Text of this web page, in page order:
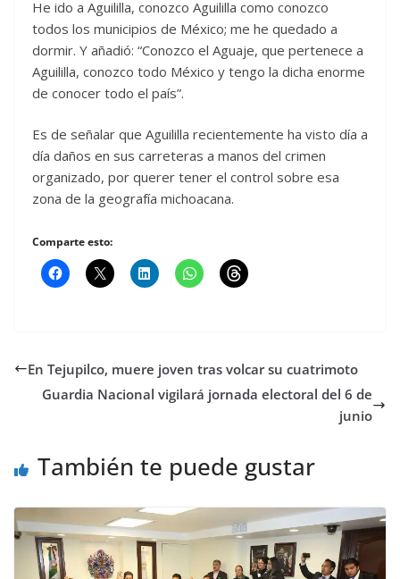
He ido a Aguililla, conozco Aguililla como conozco
todos los municipios de México; me he quedado a
dormir. Y añadió: “Conozco el Aguaje, que pertenece a
Aguililla, conozco todo México y tengo la dicha enorme
de conocer todo el país”.
Es de señalar que Aguililla recientemente ha visto día a
día daños en sus carreteras a manos del crimen
organizado, por querer tener el control sobre esa
zona de la geografía michoacana.
Comparte esto:
En Tejupilco, muere joven tras volcar su cuatrimoto
Guardia Nacional vigilará jornada electoral del 6 de
junio
También te puede gustar